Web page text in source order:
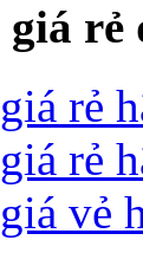
rẻ
rẻ
rẻ
vẻ